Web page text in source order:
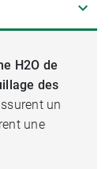
H2O de
des
un
une